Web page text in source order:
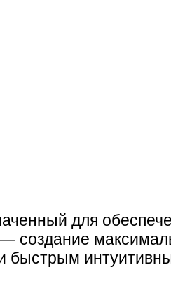
для
создание
быстрым